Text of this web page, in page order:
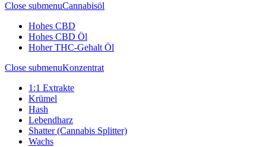
Close submenuCannabisöl
Hohes CBD
Hohes CBD Öl
Hoher THC-Gehalt Öl
Close submenuKonzentrat
1:1 Extrakte
Krümel
Hash
Lebendharz
Shatter (Cannabis Splitter)
Wachs